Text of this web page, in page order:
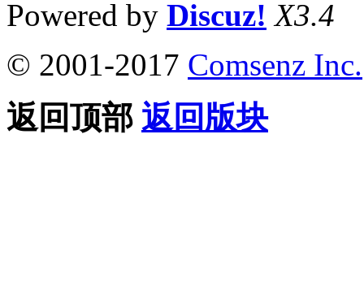
Powered by Discuz! X3.4
© 2001-2017 Comsenz Inc.
返回顶部 返回版块